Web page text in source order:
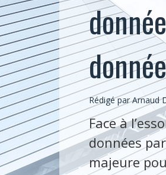
Rédigé par Arnaud
Face à
données
majeure